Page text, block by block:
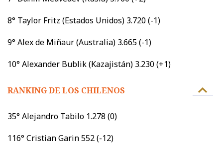
8° Taylor Fritz (Estados Unidos) 3.720 (-1)
9° Alex de Miñaur (Australia) 3.665 (-1)
10° Alexander Bublik (Kazajistán) 3.230 (+1)
RANKING DE LOS CHILENOS
35° Alejandro Tabilo 1.278 (0)
116° Cristian Garin 552 (-12)